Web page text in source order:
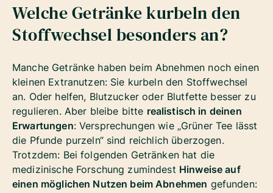
Welche Getränke kurbeln den
Stoffwechsel besonders an?
Manche Getränke haben beim Abnehmen noch einen
kleinen Extranutzen: Sie kurbeln den Stoffwechsel
an. Oder helfen, Blutzucker oder Blutfette besser zu
regulieren. Aber bleibe bitte realistisch in deinen
Erwartungen: Versprechungen wie „Grüner Tee lässt
die Pfunde purzeln“ sind reichlich überzogen.
Trotzdem: Bei folgenden Getränken hat die
medizinische Forschung zumindest Hinweise auf
einen möglichen Nutzen beim Abnehmen gefunden: